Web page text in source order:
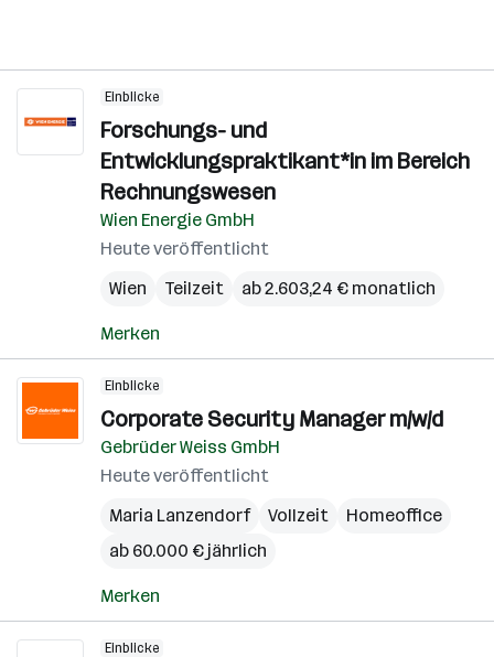
Einblicke
Forschungs- und
Entwicklungspraktikant*in im Bereich
Rechnungswesen
Wien Energie GmbH
Heute veröffentlicht
Wien
Teilzeit ab 2.603,24 € monatlich
Merken
Einblicke
Corporate Security Manager m/w/d
Gebrüder Weiss GmbH
Heute veröffentlicht
Maria Lanzendorf
Vollzeit
Homeoffice
ab 60.000 € jährlich
Merken
Einblicke